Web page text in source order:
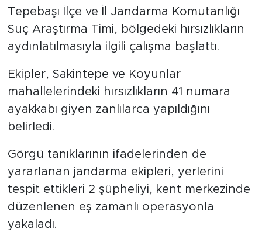
Tepebaşı İlçe ve İl Jandarma Komutanlığı
Suç Araştırma Timi, bölgedeki hırsızlıkların
aydınlatılmasıyla ilgili çalışma başlattı.
Ekipler, Sakintepe ve Koyunlar
mahallelerindeki hırsızlıkların 41 numara
ayakkabı giyen zanlılarca yapıldığını
belirledi.
Görgü tanıklarının ifadelerinden de
yararlanan jandarma ekipleri, yerlerini
tespit ettikleri 2 şüpheliyi, kent merkezinde
düzenlenen eş zamanlı operasyonla
yakaladı.